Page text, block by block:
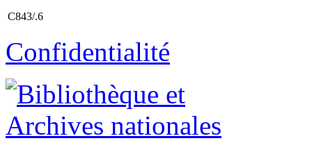
C843/.6
Confidentialité